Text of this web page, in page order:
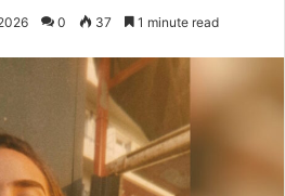
0 37 1 minute read